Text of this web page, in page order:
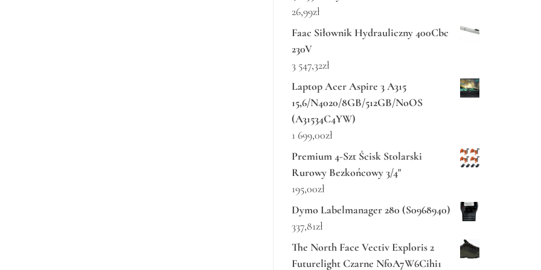
26,99zł
Faac Siłownik Hydrauliczny 400Cbc
230V
3 547,32zł
Laptop Acer Aspire 3 A315
15,6/N4020/8GB/512GB/NoOS
(A31534C4YW)
1 699,00zł
Premium 4-Szt Ścisk Stolarski
Rurowy Bezkońcowy 3/4"
195,00zł
Dymo Labelmanager 280 (S0968940)
337,81zł
The North Face Vectiv Exploris 2
Futurelight Czarne Nf0A7W6Cihi1